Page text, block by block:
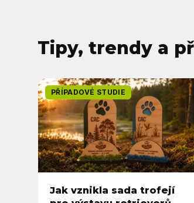
Tipy, trendy a
PŘÍPADOVÉ STUDIE
Jak vznikla sada trofejí